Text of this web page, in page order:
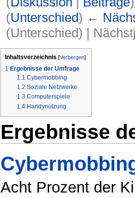
(Unterschied) ←
(Unterschied) |
Inhaltsverzeichnis [Verbergen]
1 Ergebnisse der Umfrage
1.1 Cybermobbing
1.2 Soziale Netzwerke
1.3 Computerspiele
1.4 Handynutzung
Ergebnisse
Acht Prozent der